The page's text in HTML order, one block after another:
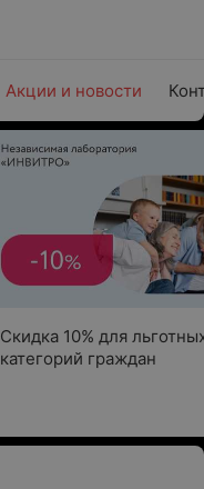
Акции и новости
Скидка 10% для
категорий граждан